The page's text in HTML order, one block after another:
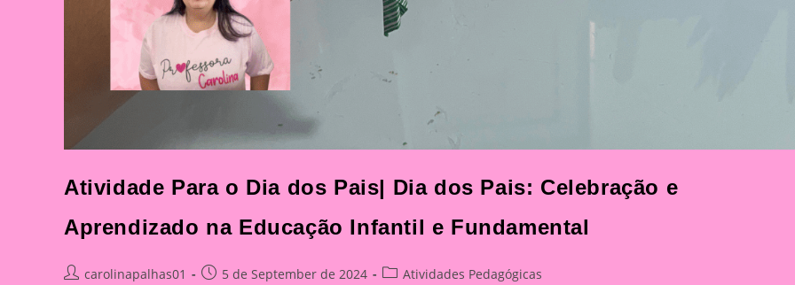
Atividade Para o Dia dos Pais| Dia dos Pais: Celebração e
Aprendizado na Educação Infantil e Fundamental
Postcarolinapalhas01
Post5 de September de 2024
PostAtividades Pedagógicas